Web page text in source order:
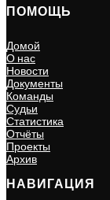
ПОМОЩЬ
Домой
О нас
Новости
Документы
Команды
Судьи
Статистика
Отчёты
Проекты
Архив
НАВИГАЦИЯ